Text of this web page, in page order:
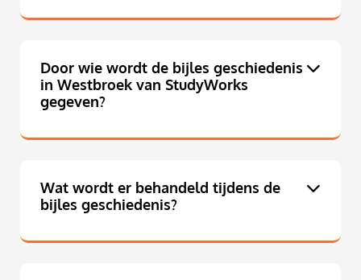
Door wie wordt de bijles geschiedenis
in Westbroek van StudyWorks
gegeven?
Wat wordt er behandeld tijdens de
bijles geschiedenis?